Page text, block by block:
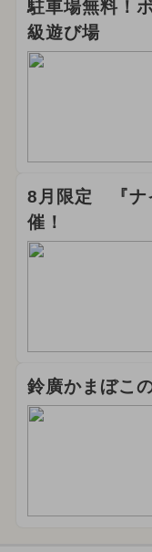
2025年1月のイ
2025年2月の
2025年4月のイ
2024年2月の
2024年6月の
駐車場無料！
級遊び場
8月限定 『ナ
催！
鈴廣かまぼこ